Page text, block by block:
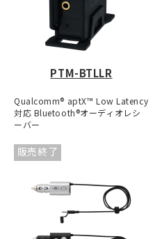
PTM-BTLLR
Qualcomm® aptX™ Low Latency
対応 Bluetooth®オーディオレシ
ーバー
販売終了